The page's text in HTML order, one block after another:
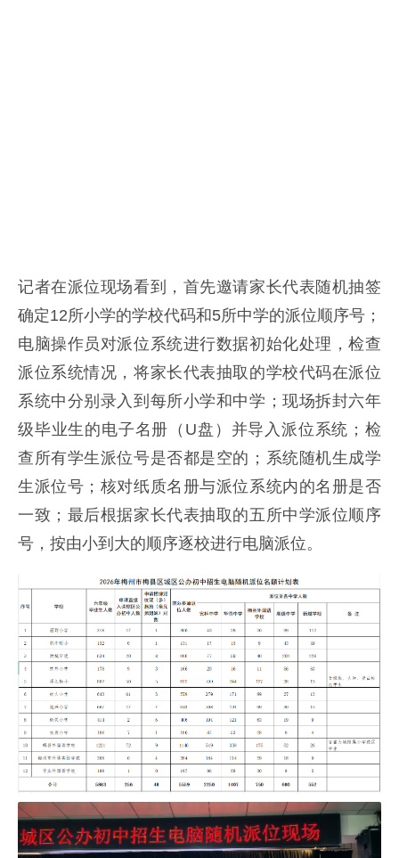
记者在派位现场看到， 首先邀请家长代表随机抽签
确定12所小学的学校代码和5所中学的派位顺序号；
电脑操作员对派位系统进行数据初始化处理，检查
派位系统情况，将家长代表抽取的学校代码在派位
系统中分别录入到每所小学和中学；现场拆封六年
级毕业生的电子名册（U盘）并导入派位系统；检
查所有学生派位号是否都是空的；系统随机生成学
生派位号；核对纸质名册与派位系统内的名册是否
一致；最后根据家长代表抽取的五所中学派位顺序
号，按由小到大的顺序逐校进行电脑派位。